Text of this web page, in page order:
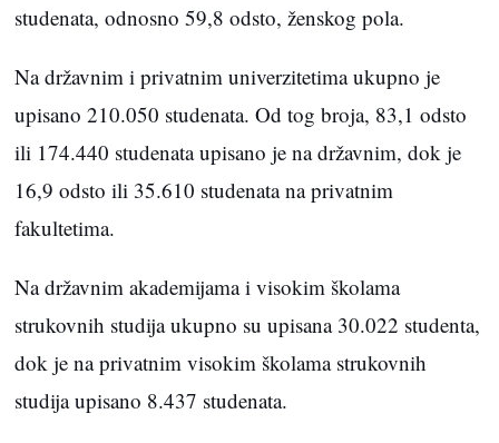
studenata, odnosno 59,8 odsto, ženskog pola.
Na državnim i privatnim univerzitetima ukupno je
upisano 210.050 studenata. Od tog broja, 83,1 odsto
ili 174.440 studenata upisano je na državnim, dok je
16,9 odsto ili 35.610 studenata na privatnim
fakultetima.
Na državnim akademijama i visokim školama
strukovnih studija ukupno su upisana 30.022 studenta,
dok je na privatnim visokim školama strukovnih
studija upisano 8.437 studenata.